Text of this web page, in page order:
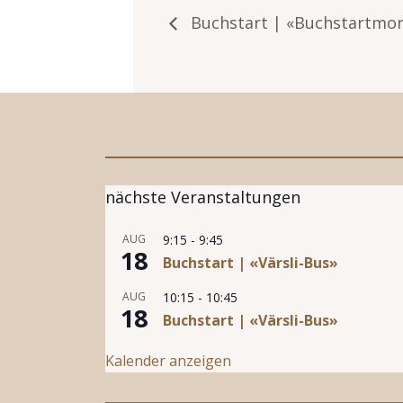
Buchstart |
nächste Veranstaltungen
AUG
18
9:15 - 9:45
Buchstart | «Värsli-Bus»
AUG
18
10:15 - 10:45
Buchstart | «Värsli-Bus»
Kalender anzeigen